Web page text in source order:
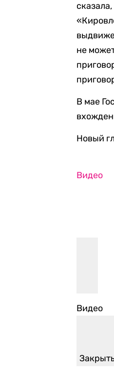
не
В мае
Новый
Видео
Видео